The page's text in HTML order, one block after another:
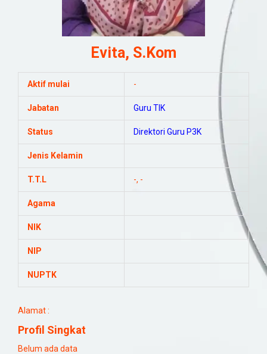
Evita, S.Kom
Aktif mulai -
Jabatan Guru TIK
Status Direktori Guru P3K
Jenis Kelamin
T.T.L -, -
Agama
NIK
NIP
NUPTK
Alamat :
Profil Singkat
Belum ada data